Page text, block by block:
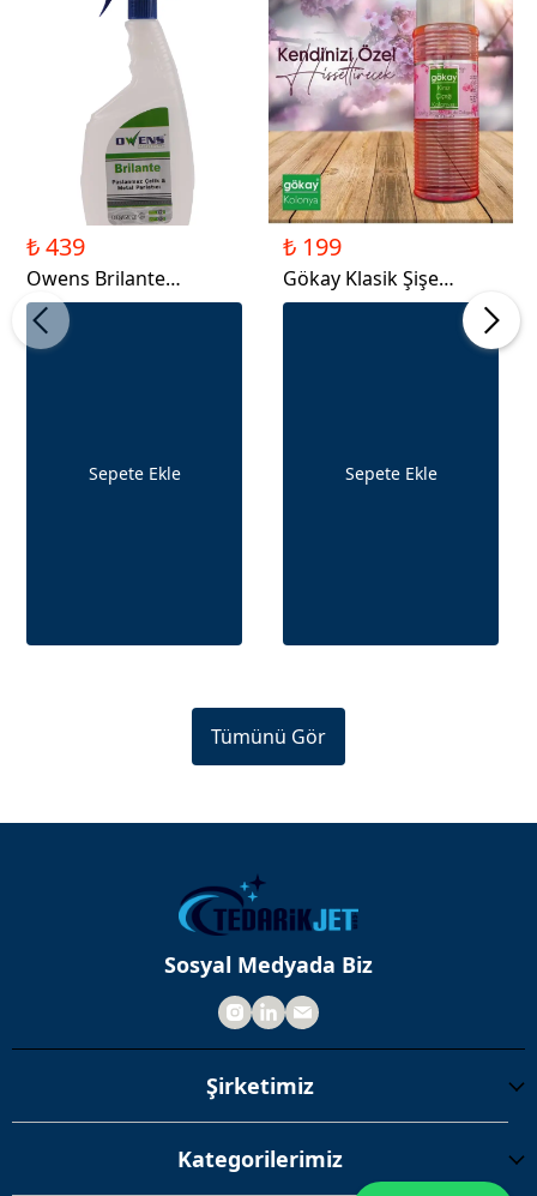
₺ 439
Owens Brilante
Paslanmaz&Çelik
Parlatıcısı 750ml
Sepete Ekle
₺ 199
Gökay Klasik Şişe
Kolonya 400 ml- Kiraz
Sepete Ekle
Tümünü Gör
Sosyal Medyada Biz
Şirketimiz
Kategorilerimiz